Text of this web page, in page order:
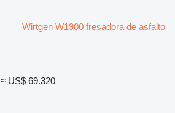
Wirtgen W1900 fresadora de asfalto
≈ US$ 69.320